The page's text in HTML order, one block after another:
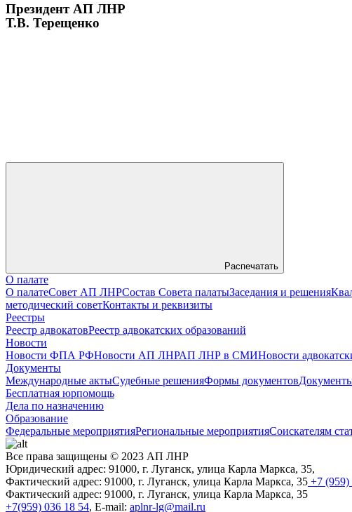
Президент АП ЛНР
Т.В. Терещенко
Распечатать
О палате
О палатеСовет АП ЛНРСостав Совета палатыЗаседания и решения
методический советКонтакты и реквизиты
Реестры
Реестр адвокатовРеестр адвокатских образований
Новости
Новости ФПА РФНовости АП ЛНРАП ЛНР в СМИНовости
Документы
Международные актыСудебные решенияФормы документов
Бесплатная юрпомощь
Дела по назначению
Образование
Федеральные мероприятияРегиональные мероприятияСоискателям
Все права защищены © 2023 АП ЛНР
Юридический адрес: 91000, г. Луганск, улица Карла Маркса, 35,
Фактический адрес: 91000, г. Луганск, улица Карла Маркса, 35 +7 (959)
Фактический адрес: 91000, г. Луганск, улица Карла Маркса, 35
+7(959) 036 18 54, E-mail: aplnr-lg@mail.ru